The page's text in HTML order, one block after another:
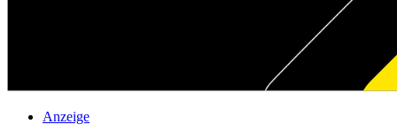
Anzeige